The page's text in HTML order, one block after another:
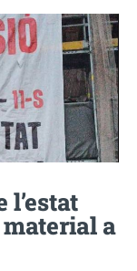
l’estat
a